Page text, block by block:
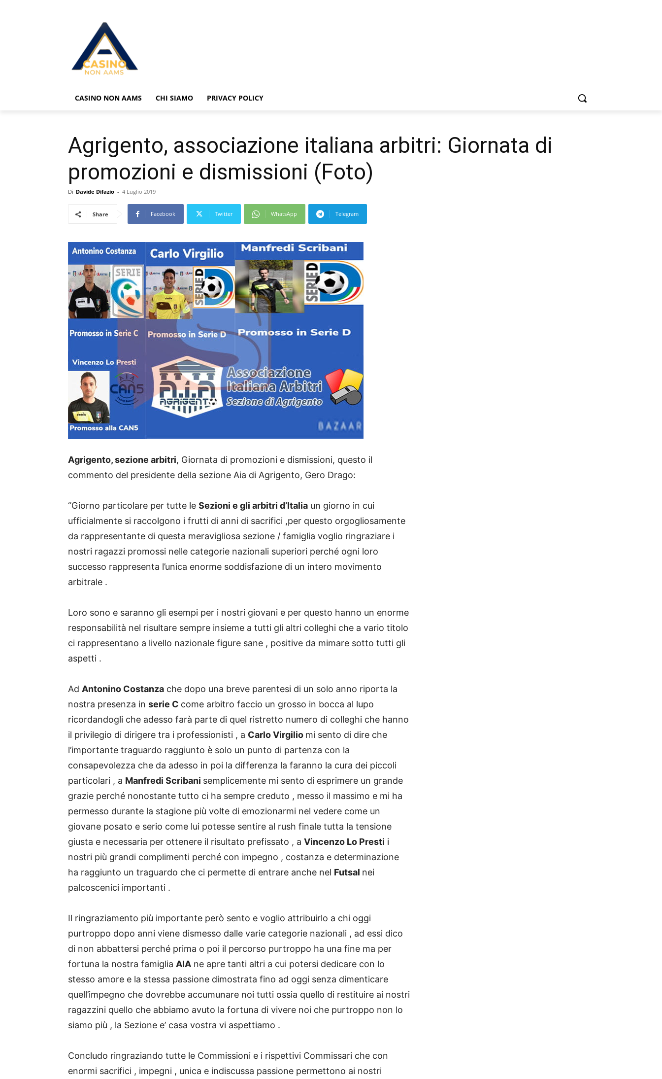
CASINO NON AAMS CHI SIAMO PRIVACY POLICY
Agrigento, associazione italiana arbitri: Giornata di
promozioni e dismissioni (Foto)
Di Davide Difazio - 4 Luglio 2019
Share Facebook Twitter WhatsApp Telegram
Agrigento, sezione arbitri, Giornata di promozioni e dismissioni, questo il
commento del presidente della sezione Aia di Agrigento, Gero Drago:
“Giorno particolare per tutte le Sezioni e gli arbitri d’Italia un giorno in cui
ufficialmente si raccolgono i frutti di anni di sacrifici ,per questo orgogliosamente
da rappresentante di questa meravigliosa sezione / famiglia voglio ringraziare i
nostri ragazzi promossi nelle categorie nazionali superiori perché ogni loro
successo rappresenta l’unica enorme soddisfazione di un intero movimento
arbitrale .
Loro sono e saranno gli esempi per i nostri giovani e per questo hanno un enorme
responsabilità nel risultare sempre insieme a tutti gli altri colleghi che a vario titolo
ci rappresentano a livello nazionale figure sane , positive da mimare sotto tutti gli
aspetti .
Ad Antonino Costanza che dopo una breve parentesi di un solo anno riporta la
nostra presenza in serie C come arbitro faccio un grosso in bocca al lupo
ricordandogli che adesso farà parte di quel ristretto numero di colleghi che hanno
il privilegio di dirigere tra i professionisti , a Carlo Virgilio mi sento di dire che
l’importante traguardo raggiunto è solo un punto di partenza con la
consapevolezza che da adesso in poi la differenza la faranno la cura dei piccoli
particolari , a Manfredi Scribani semplicemente mi sento di esprimere un grande
grazie perché nonostante tutto ci ha sempre creduto , messo il massimo e mi ha
permesso durante la stagione più volte di emozionarmi nel vedere come un
giovane posato e serio come lui potesse sentire al rush finale tutta la tensione
giusta e necessaria per ottenere il risultato prefissato , a Vincenzo Lo Presti i
nostri più grandi complimenti perché con impegno , costanza e determinazione
ha raggiunto un traguardo che ci permette di entrare anche nel Futsal nei
palcoscenici importanti .
Il ringraziamento più importante però sento e voglio attribuirlo a chi oggi
purtroppo dopo anni viene dismesso dalle varie categorie nazionali , ad essi dico
di non abbattersi perché prima o poi il percorso purtroppo ha una fine ma per
fortuna la nostra famiglia AIA ne apre tanti altri a cui potersi dedicare con lo
stesso amore e la stessa passione dimostrata fino ad oggi senza dimenticare
quell’impegno che dovrebbe accumunare noi tutti ossia quello di restituire ai nostri
ragazzini quello che abbiamo avuto la fortuna di vivere noi che purtroppo non lo
siamo più , la Sezione e’ casa vostra vi aspettiamo .
Concludo ringraziando tutte le Commissioni e i rispettivi Commissari che con
enormi sacrifici , impegni , unica e indiscussa passione permettono ai nostri